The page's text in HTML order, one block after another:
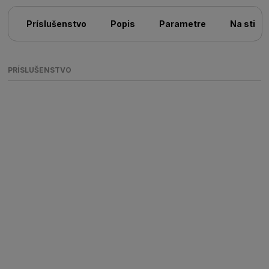
Príslušenstvo Popis Parametre Na
PRÍSLUŠENSTVO